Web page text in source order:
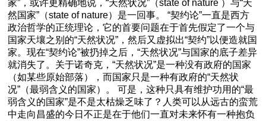
家”，或许更精确地说，“天然状况”（state of nature ）与“天
然国家”（state of nature）是一回事。 “契约论”一直是西方
政治哲学的正统理论，它的首要问题在于首先假定了一个与
国家天壤之别的“天然状况”，然后又虚拟出“契约”以便造就国
家。现在“契约论”被扔掉之后，“天然状况”与国家的底子差异
就消失了。关于诺奇克，“天然状况”是一种没有政府的国家
（如某些原始部落），而国家只是一种有政府的“天然状
况”（最弱含义的国家）。 可是，这种只具有维护功用的“最
弱含义的国家”是不是太枯燥乏味了？人类可以从远古的蛮荒
中走向昌盛的今日不正是在于他们一直对未来怀有一种抱负